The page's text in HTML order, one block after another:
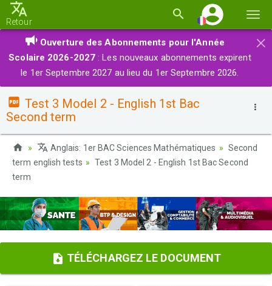
la
Retour
×
Ouverture des Abonnements pour l'Année
Scolaire 2026-2027 : Les nouveaux abonnements expirent
le 1er Septembre 2027 au lieu du 1er Septembre 2026.
Test 3 Model 2 - English 1st Bac
Second term
Anglais: 1er BAC Sciences Mathématiques
Second
term english tests
Test 3 Model 2 - English 1st Bac Second
term
TÉLÉCHARGEZ LE DOCUMENT